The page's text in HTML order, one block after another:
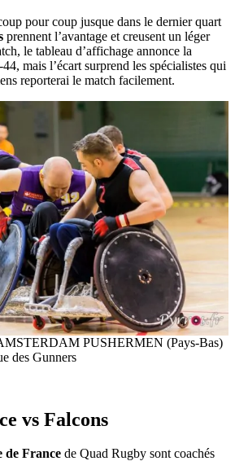
pour coup jusque dans le dernier quart
prennent l’avantage et creusent un léger
le tableau d’affichage annonce la
44, mais l’écart surprend les spécialistes qui
reporterai le match facilement.
PUSHERMEN (Pays-Bas)
des Gunners
vs Falcons
de France de Quad Rugby sont coachés